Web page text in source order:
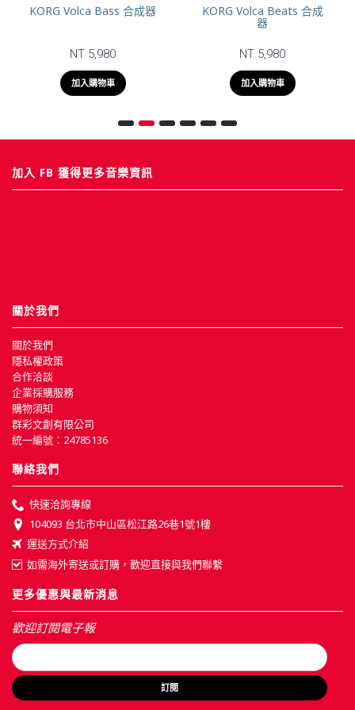
KORG Volca Bass 合成器
NT 5,980
加入購物車
KORG Volca Beats 合成
器
NT 5,980
加入購物車
加入 FB 獲得更多音樂資訊
關於我們
關於我們
隱私權政策
合作洽談
企業採購服務
購物須知
群彩文創有限公司
統一編號：24785136
聯絡我們
快速洽詢專線
104093 台北市中山區松江路26巷1號1樓
運送方式介紹
如需海外寄送或訂購，歡迎直接與我們聯繫
更多優惠與最新消息
歡迎訂閱電子報
訂閱